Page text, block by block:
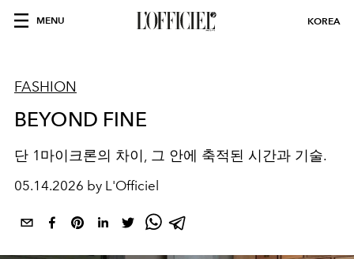
MENU KOREA
FASHION
BEYOND FINE
단 1마이크론의 차이, 그 안에 축적된 시간과 기술.
05.14.2026 by L'Officiel